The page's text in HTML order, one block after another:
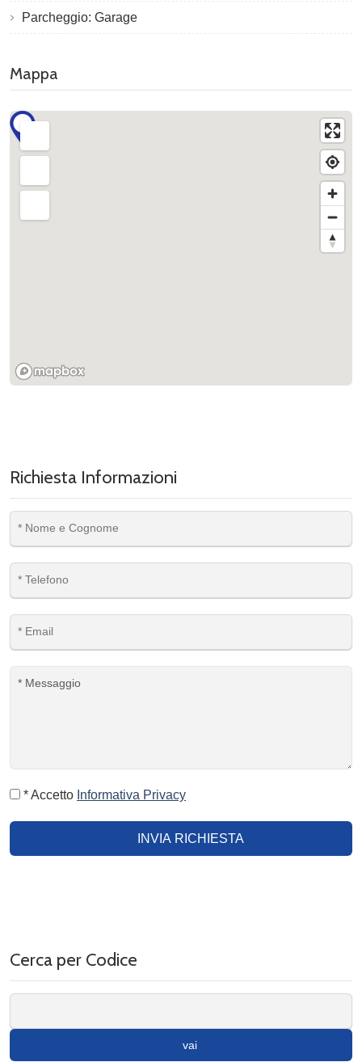
Parcheggio: Garage
Mappa
Richiesta Informazioni
* Accetto Informativa Privacy
INVIA RICHIESTA
Cerca per Codice
vai